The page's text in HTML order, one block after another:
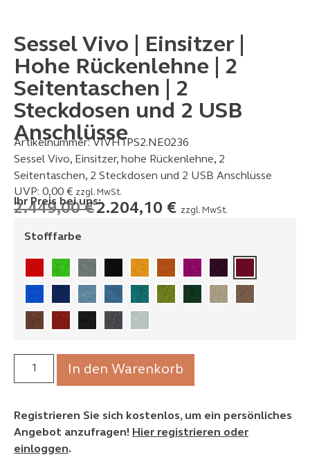
Sessel Vivo | Einsitzer |
Hohe Rückenlehne | 2
Seitentaschen | 2
Steckdosen und 2 USB
Anschlüsse
Artikelnummer:VIVH1PS2.NE0236
Sessel Vivo, Einsitzer, hohe Rückenlehne, 2
Seitentaschen, 2 Steckdosen und 2 USB Anschlüsse
UVP: 0,00 € zzgl. MwSt.
Ihr Preis bei uns:
2.449,00€2.204,10 € zzgl. MwSt.
Stofffarbe
In den Warenkorb
Registrieren Sie sich kostenlos, um ein persönliches
Angebot anzufragen! Hier registrieren oder
einloggen.